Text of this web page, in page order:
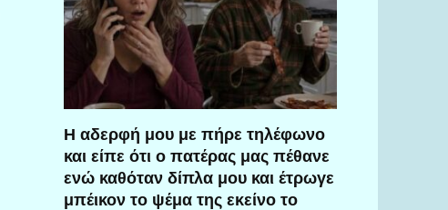
Η αδερφή μου με πήρε τηλέφωνο
και είπε ότι ο πατέρας μας πέθανε
ενώ καθόταν δίπλα μου και έτρωγε
μπέικον το ψέμα της εκείνο το